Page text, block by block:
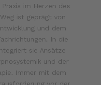
im Herzen des
ist geprägt von
und dem
In die
sie Ansätze
und der
Immer mit dem